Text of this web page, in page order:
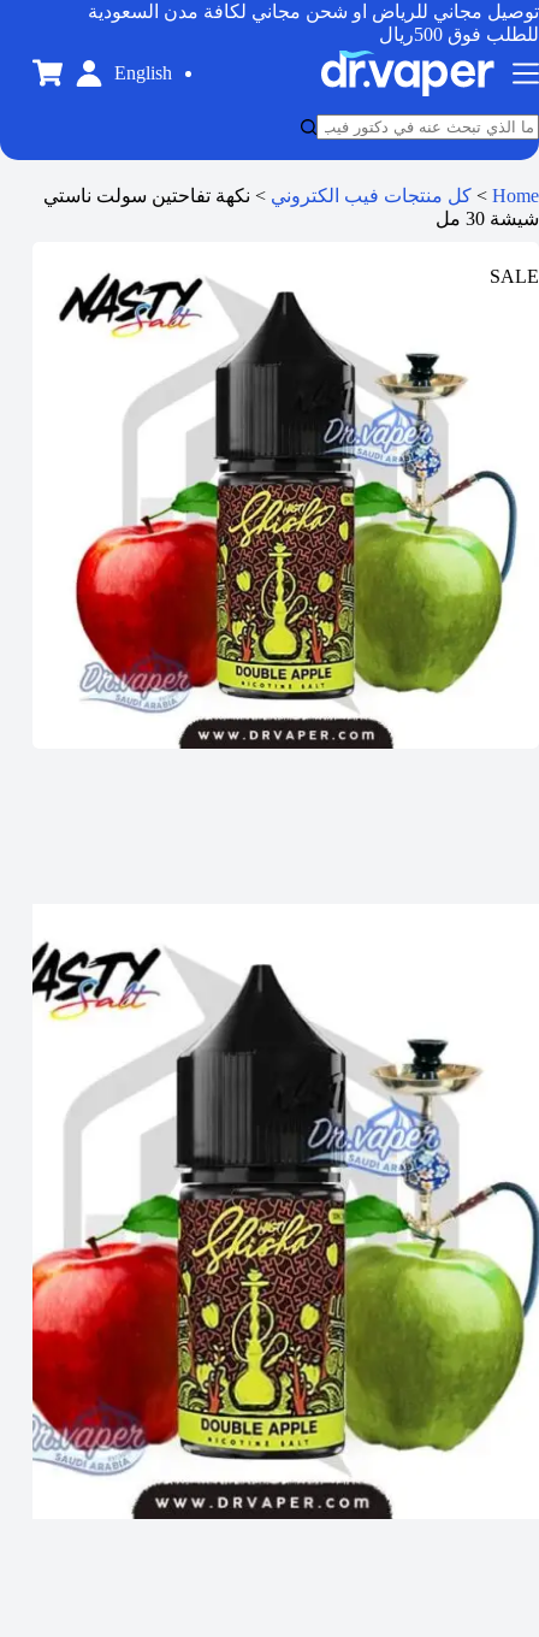
توصيل مجاني للرياض او شحن مجاني لكافة مدن السعودية
للطلب فوق 500ريال
English
Home
> كل منتجات فيب الكتروني > نكهة تفاحتين سولت ناستي
شيشة 30 مل
SALE